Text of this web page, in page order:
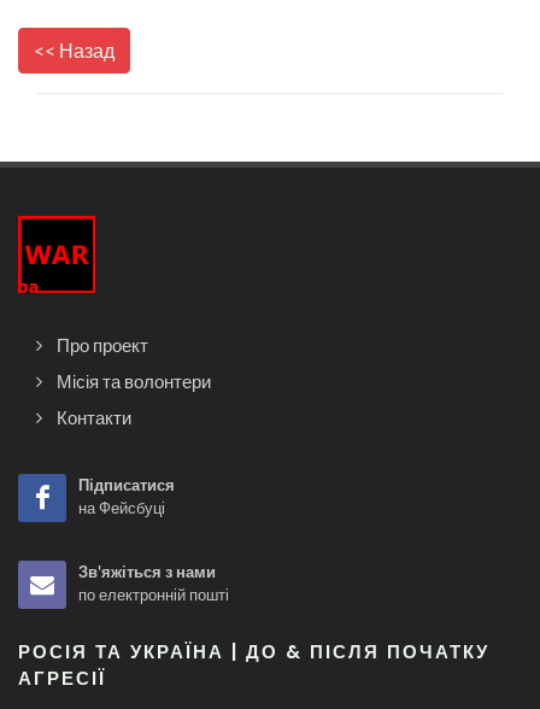
<< Назад
Про проект
Місія та волонтери
Контакти
Підписатися
на Фейсбуці
Зв'яжіться з нами
по електронній пошті
РОСІЯ ТА УКРАЇНА | ДО & ПІСЛЯ ПОЧАТКУ
АГРЕСІЇ